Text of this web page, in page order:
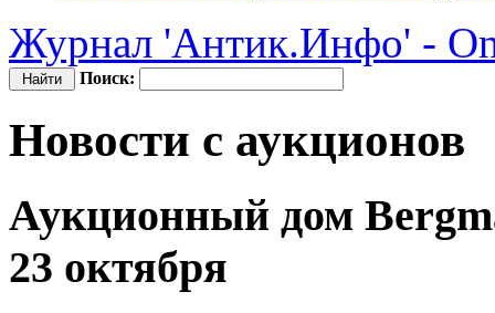
Журнал 'Антик.Инфо' -
Поиск:
Новости с аукционов
Аукционный дом
23 октября